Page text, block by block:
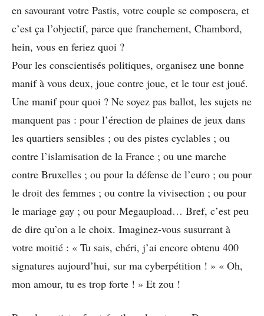
en savourant votre Pastis, votre couple se composera, et
c’est ça l’objectif, parce que franchement, Chambord,
hein, vous en feriez quoi ?
Pour les conscientisés politiques, organisez une bonne
manif à vous deux, joue contre joue, et le tour est joué.
Une manif pour quoi ? Ne soyez pas ballot, les sujets ne
manquent pas : pour l’érection de plaines de jeux dans
les quartiers sensibles ; ou des pistes cyclables ; ou
contre l’islamisation de la France ; ou une marche
contre Bruxelles ; ou pour la défense de l’euro ; ou pour
le droit des femmes ; ou contre la vivisection ; ou pour
le mariage gay ; ou pour Megaupload… Bref, c’est peu
de dire qu’on a le choix. Imaginez-vous susurrant à
votre moitié : « Tu sais, chéri, j’ai encore obtenu 400
signatures aujourd’hui, sur ma cyberpétition ! » « Oh,
mon amour, tu es trop forte ! » Et zou !